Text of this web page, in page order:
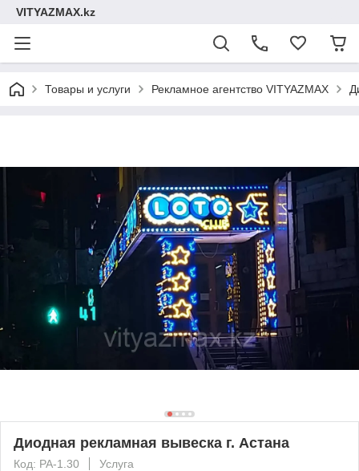
VITYAZMAX.kz
Товары и услуги Рекламное агентство VITYAZMAX
Диодная рекламная вывеска г. Астана
Код: РА-1.30 Услуга